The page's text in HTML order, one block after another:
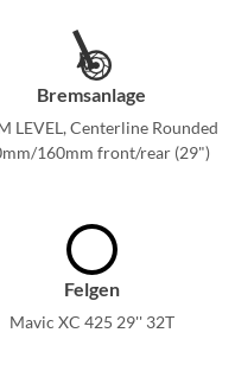
Bremsanlage
LEVEL, Centerline Rounded
160mm front/rear (29")
Felgen
Mavic XC 425 29'' 32T